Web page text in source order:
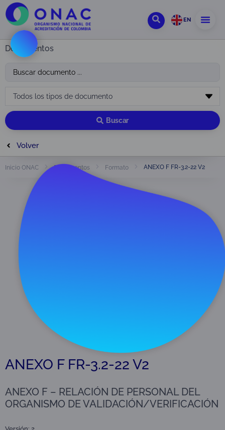
EN
Documentos
Buscar
Volver
Inicio ONAC Documentos Formato ANEXO F FR-3.2-22 V2
ANEXO F FR-3.2-22 V2
ANEXO F – RELACIÓN DE PERSONAL DEL
ORGANISMO DE VALIDACIÓN/VERIFICACIÓN